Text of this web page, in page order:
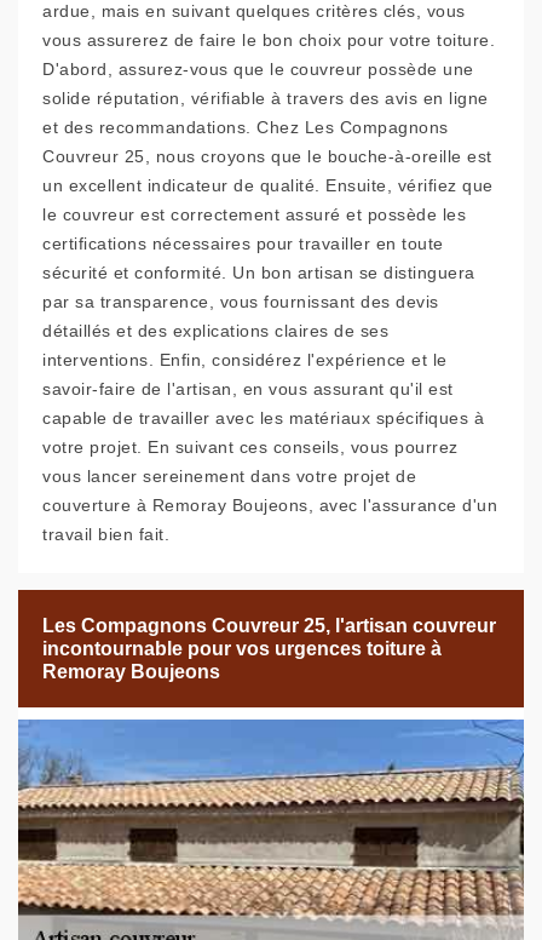
ardue, mais en suivant quelques critères clés, vous
vous assurerez de faire le bon choix pour votre toiture.
D'abord, assurez-vous que le couvreur possède une
solide réputation, vérifiable à travers des avis en ligne
et des recommandations. Chez Les Compagnons
Couvreur 25, nous croyons que le bouche-à-oreille est
un excellent indicateur de qualité. Ensuite, vérifiez que
le couvreur est correctement assuré et possède les
certifications nécessaires pour travailler en toute
sécurité et conformité. Un bon artisan se distinguera
par sa transparence, vous fournissant des devis
détaillés et des explications claires de ses
interventions. Enfin, considérez l'expérience et le
savoir-faire de l'artisan, en vous assurant qu'il est
capable de travailler avec les matériaux spécifiques à
votre projet. En suivant ces conseils, vous pourrez
vous lancer sereinement dans votre projet de
couverture à Remoray Boujeons, avec l'assurance d'un
travail bien fait.
Les Compagnons Couvreur 25, l'artisan couvreur
incontournable pour vos urgences toiture à
Remoray Boujeons